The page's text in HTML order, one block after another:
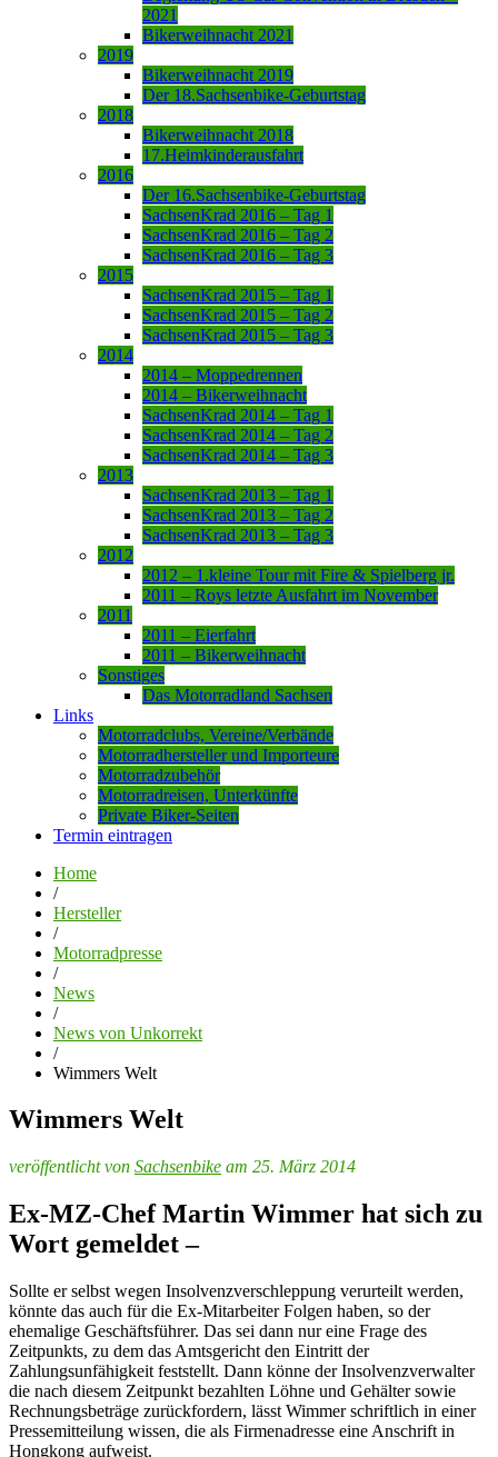
2021
Bikerweihnacht 2021
2019
Bikerweihnacht 2019
Der 18.Sachsenbike-Geburtstag
2018
Bikerweihnacht 2018
17.Heimkinderausfahrt
2016
Der 16.Sachsenbike-Geburtstag
SachsenKrad 2016 – Tag 1
SachsenKrad 2016 – Tag 2
SachsenKrad 2016 – Tag 3
2015
SachsenKrad 2015 – Tag 1
SachsenKrad 2015 – Tag 2
SachsenKrad 2015 – Tag 3
2014
2014 – Moppedrennen
2014 – Bikerweihnacht
SachsenKrad 2014 – Tag 1
SachsenKrad 2014 – Tag 2
SachsenKrad 2014 – Tag 3
2013
SachsenKrad 2013 – Tag 1
SachsenKrad 2013 – Tag 2
SachsenKrad 2013 – Tag 3
2012
2012 – 1.kleine Tour mit Fire & Spielberg jr.
2011 – Roys letzte Ausfahrt im November
2011
2011 – Eierfahrt
2011 – Bikerweihnacht
Sonstiges
Das Motorradland Sachsen
Links
Motorradclubs, Vereine/Verbände
Motorradhersteller und Importeure
Motorradzubehör
Motorradreisen, Unterkünfte
Private Biker-Seiten
Termin eintragen
Home
/
Hersteller
/
Motorradpresse
/
News
/
News von Unkorrekt
/
Wimmers Welt
Wimmers Welt
veröffentlicht von Sachsenbike am 25. März 2014
Ex-MZ-Chef Martin Wimmer hat sich zu
Wort gemeldet –
Sollte er selbst wegen Insolvenzverschleppung verurteilt werden,
könnte das auch für die Ex-Mitarbeiter Folgen haben, so der
ehemalige Geschäftsführer. Das sei dann nur eine Frage des
Zeitpunkts, zu dem das Amtsgericht den Eintritt der
Zahlungsunfähigkeit feststellt. Dann könne der Insolvenzverwalter
die nach diesem Zeitpunkt bezahlten Löhne und Gehälter sowie
Rechnungsbeträge zurückfordern, lässt Wimmer schriftlich in einer
Pressemitteilung wissen, die als Firmenadresse eine Anschrift in
Hongkong aufweist.